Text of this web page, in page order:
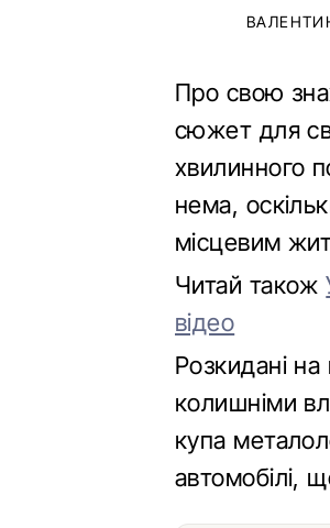
Про свою
сюжет для
хвилинного
нема,
місцевим
Читай також
відео
Розкидані
колишніми
купа
автомобілі,